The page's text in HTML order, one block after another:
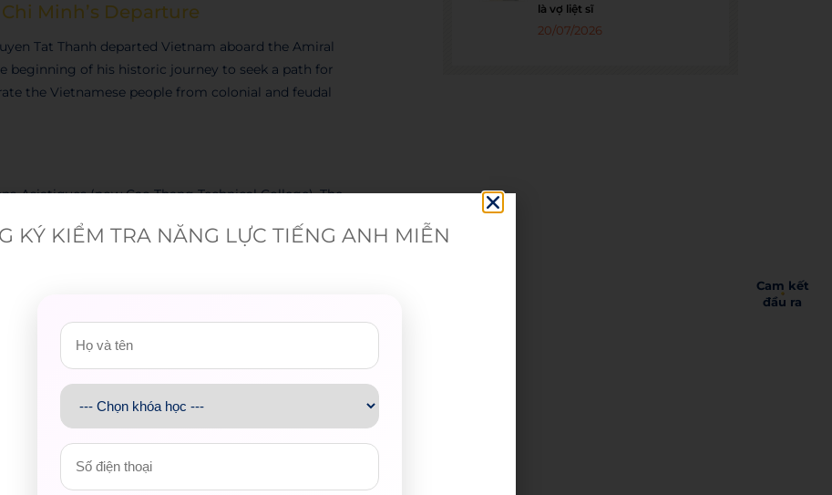
Minh’s Departure
Tat Thanh departed Vietnam aboard the Amiral
beginning of his historic journey to seek a path for
the Vietnamese people from colonial and feudal
Asiatiques (now Cao Thang Technical College). The
voyage. Over 30 years, he traveled across
movements.
and Colonial Questions” marked a monumental
to Marxism–Leninism and the proletarian
là vợ liệt sĩ
20/07/2026
Cam kết
đầu ra
KÝ KIỂM TRA NĂNG LỰC TIẾNG ANH MIỄN